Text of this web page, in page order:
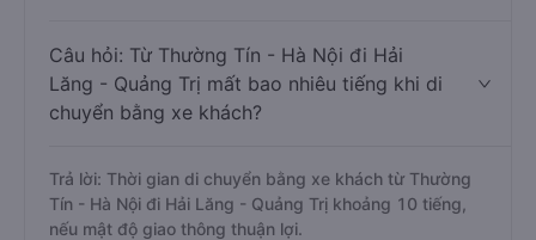
Câu hỏi: Từ Thường Tín - Hà Nội đi Hải
Lăng - Quảng Trị mất bao nhiêu tiếng khi di
chuyển bằng xe khách?
Trả lời: Thời gian di chuyển bằng xe khách từ Thường
Tín - Hà Nội đi Hải Lăng - Quảng Trị khoảng 10 tiếng,
nếu mật độ giao thông thuận lợi.